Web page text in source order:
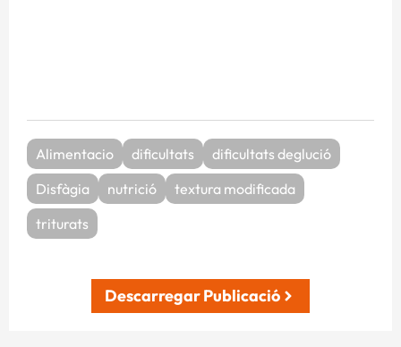
Alimentacio dificultats
dificultats deglució
Disfàgia
nutrició
textura modificada
triturats
Descarregar Publicació